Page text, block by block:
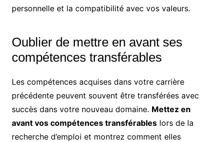
personnelle et la compatibilité avec vos valeurs.
Oublier de mettre en avant ses
compétences transférables
Les compétences acquises dans votre carrière
précédente peuvent souvent être transférées avec
succès dans votre nouveau domaine. Mettez en
avant vos compétences transférableslors de la
recherche d’emploi et montrez comment elles